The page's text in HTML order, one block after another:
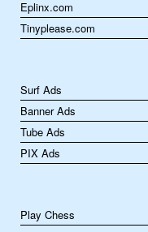
Eplinx.com
Tinyplease.com
Surf Ads
Banner Ads
Tube Ads
PIX Ads
Play Chess